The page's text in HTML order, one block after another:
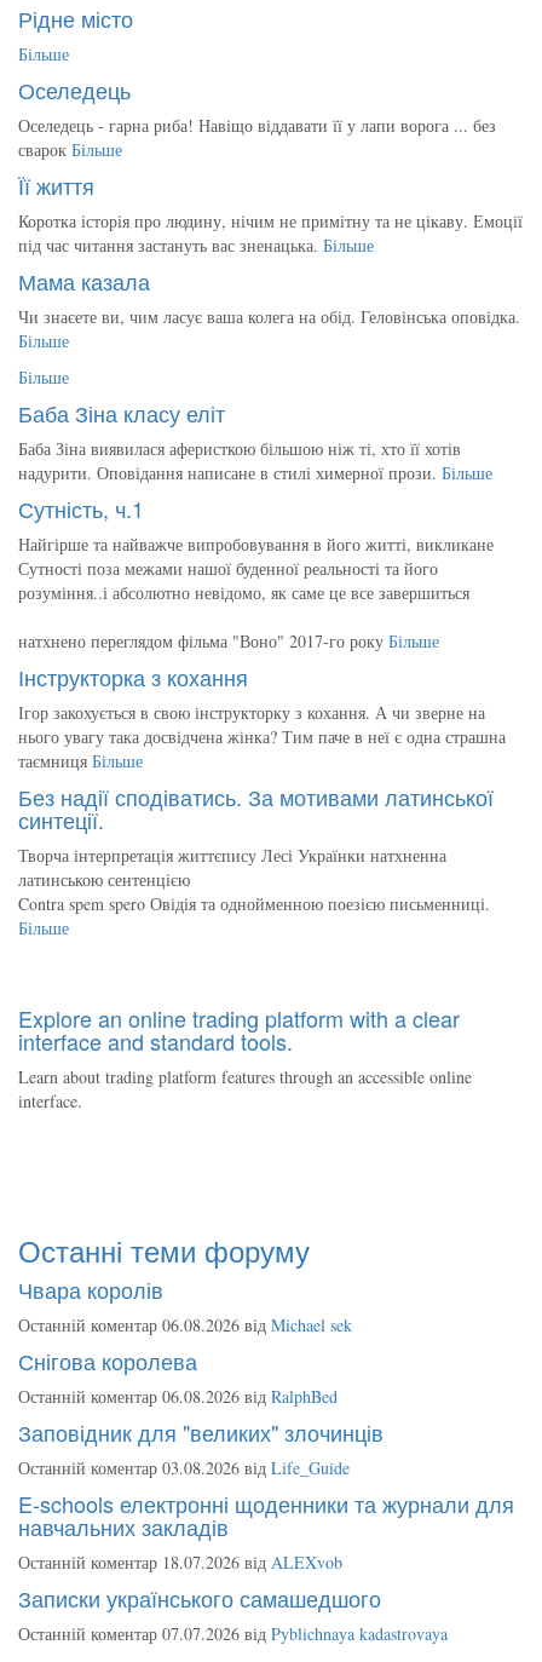
Рідне місто
Більше
Оселедець
Оселедець - гарна риба! Навіщо віддавати її у лапи ворога ... без
сварок Більше
Її життя
Коротка історія про людину, нічим не примітну та не цікаву. Емоції
під час читання застануть вас зненацька. Більше
Мама казала
Чи знаєете ви, чим ласує ваша колега на обід. Геловінська оповідка.
Більше
Більше
Баба Зіна класу еліт
Баба Зіна виявилася аферисткою більшою ніж ті, хто її хотів
надурити. Оповідання написане в стилі химерної прози. Більше
Сутність, ч.1
Найгірше та найважче випробовування в його житті, викликане
Сутності поза межами нашої буденної реальності та його
розуміння..і абсолютно невідомо, як саме це все завершиться
натхнено переглядом фільма "Воно" 2017-го року Більше
Інструкторка з кохання
Ігор закохується в свою інструкторку з кохання. А чи зверне на
нього увагу така досвідчена жінка? Тим паче в неї є одна страшна
таємниця Більше
Без надії сподіватись. За мотивами латинської
синтеції.
Творча інтерпретація життєпису Лесі Українки натхненна
латинською сентенцією
Contra spem spero Овідія та однойменною поезією письменниці.
Більше
Explore an online trading platform with a clear
interface and standard tools.
Learn about trading platform features through an accessible online
interface.
Останні теми форуму
Чвара королів
Останній коментар 06.08.2026 від Michael sek
Снігова королева
Останній коментар 06.08.2026 від RalphBed
Заповідник для "великих" злочинців
Останній коментар 03.08.2026 від Life_Guide
E-schools електронні щоденники та журнали для
навчальних закладів
Останній коментар 18.07.2026 від ALEXvob
Записки українського самашедшого
Останній коментар 07.07.2026 від Pyblichnaya kadastrovaya